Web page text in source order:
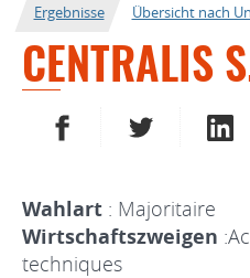
Ergebnisse
Übersicht nach
CENTRALIS
AUF FACEBOOK TEILEN
AUF
Wahlart : Majoritaire
Wirtschaftszweigen
techniques